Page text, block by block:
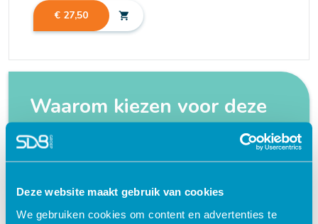
Deze website maakt gebruik van cookies
We gebruiken cookies om content en advertenties te
€ 27,50 shopping_cart
Waarom kiezen voor deze
e-learning?
Praktijkgericht – ontwikkeld samen met
zorgprofessionals